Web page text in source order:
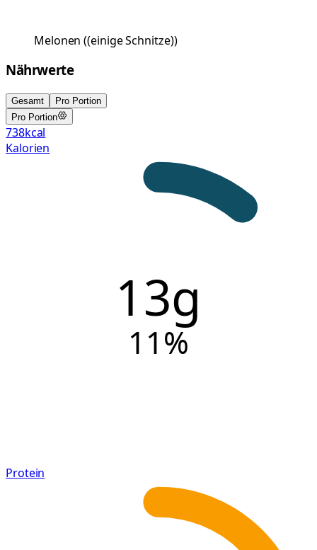
Melonen ((einige Schnitze))
Nährwerte
Gesamt
Pro Portion
Pro Portion
738kcal
Kalorien
13g
11%
Protein